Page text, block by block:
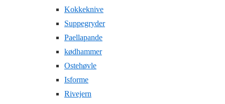
Kokkeknive
Suppegryder
Paellapande
kødhammer
Ostehøvle
Isforme
Rivejern